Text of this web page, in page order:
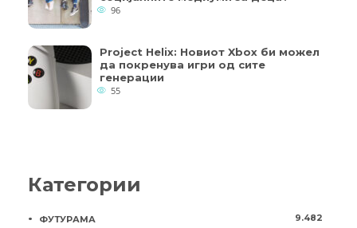
96
Project Helix: Новиот Xbox би можел
да покренува игри од сите
генерации
55
Категории
ФУТУРАМА 9.482